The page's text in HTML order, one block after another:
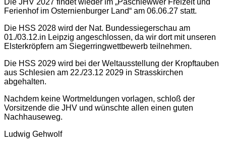
Ferienhof im Osternienburger Land“ am 06.06.27 statt.
Die HSS 2028 wird der Nat. Bundessiegerschau am
01./03.12.in Leipzig angeschlossen, da wir dort mit unseren
Elsterkröpfern am Siegerringwettbewerb teilnehmen.
Die HSS 2029 wird bei der Weltausstellung der Kropftauben
aus Schlesien am 22./23.12 2029 in Strasskirchen
abgehalten.
Nachdem keine Wortmeldungen vorlagen, schloß der
Vorsitzende die JHV und wünschte allen einen guten
Nachhauseweg.
Ludwig Gehwolf